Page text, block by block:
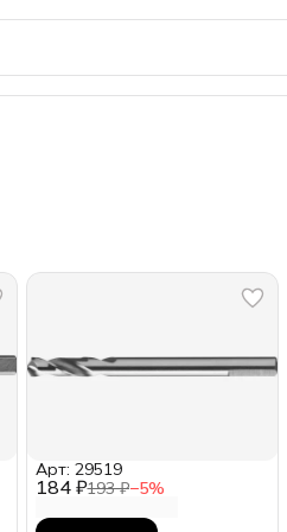
184 ₽193 ₽−5%
Арт: 29519